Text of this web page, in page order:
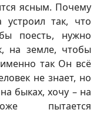
ясным. Почему
так, что
поесть, нужно
на земле, чтобы
так Он всё
не знает, но
быках, хочу – на
пытается